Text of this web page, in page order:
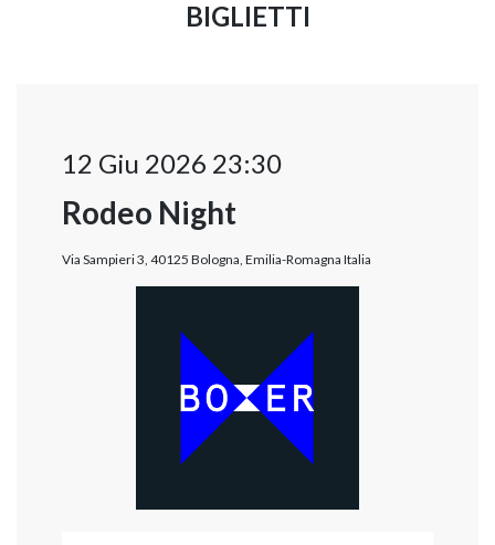
BIGLIETTI
12 Giu 2026 23:30
Rodeo Night
Via Sampieri 3, 40125 Bologna, Emilia-Romagna Italia